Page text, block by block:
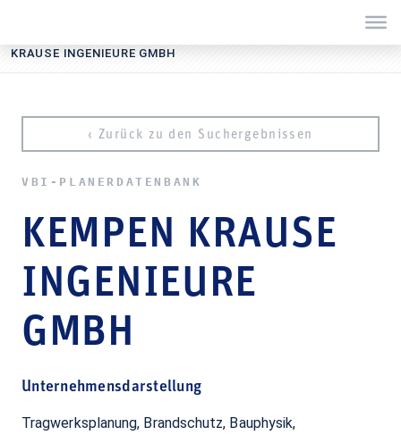
KRAUSE INGENIEURE GMBH
VBI-PLA­NER­DATEN­BANK
KEMPEN KRAUSE
INGENIEURE
GMBH
‹ Zurück zu den Suchergebnissen
Unternehmensdarstellung
Tragwerksplanung, Brandschutz, Bauphysik,